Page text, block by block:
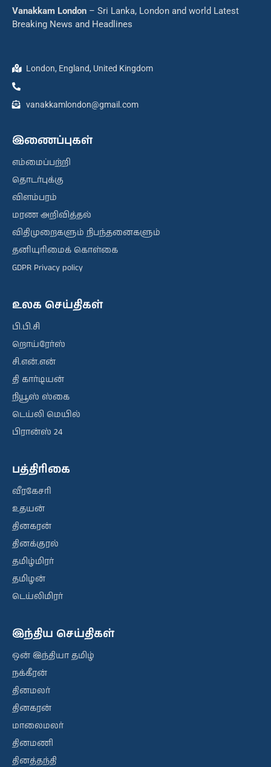
Vanakkam London – Sri Lanka, London and world Latest
Breaking News and Headlines
London, England, United Kingdom
vanakkamlondon@gmail.com
இணைப்புகள்
எம்மைப்பற்றி
தொடர்புக்கு
விளம்பரம்
மரண அறிவித்தல்
விதிமுறைகளும் நிபந்தனைகளும்
தனியுரிமைக் கொள்கை
GDPR Privacy policy
உலக செய்திகள்
பி.பி.சி
றொய்ரேர்ஸ்
சி.என்.என்
தி கார்டியன்
நியூஸ் ஸ்கை
டெய்லி மெயில்
பிரான்ஸ் 24
பத்திரிகை
வீரகேசரி
உதயன்
தினகரன்
தினக்குரல்
தமிழ்மிரர்
தமிழன்
டெய்லிமிரர்
இந்திய செய்திகள்
ஒன் இந்தியா தமிழ்
நக்கீரன்
தினமலர்
தினகரன்
மாலைமலர்
தினமணி
தினத்தந்தி